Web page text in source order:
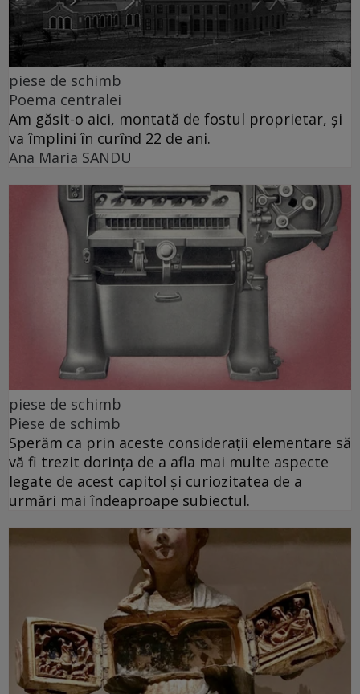
piese de schimb
Poema centralei
Am găsit-o aici, montată de fostul proprietar, și
va împlini în curînd 22 de ani.
Ana Maria SANDU
piese de schimb
Piese de schimb
Sperăm ca prin aceste considerații elementare să
vă fi trezit dorința de a afla mai multe aspecte
legate de acest capitol și curiozitatea de a
urmări mai îndeaproape subiectul.